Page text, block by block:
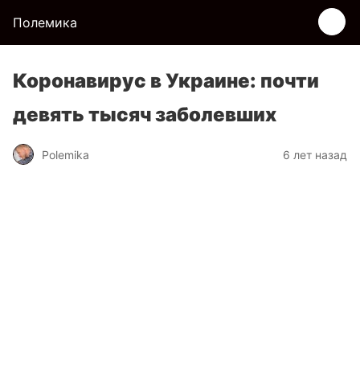
Полемика
Коронавирус в Украине: почти
девять тысяч заболевших
Polemika 6 лет назад